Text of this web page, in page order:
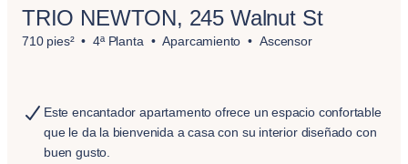
TRIO NEWTON, 245 Walnut St
710 pies² 4ª Planta Aparcamiento Ascensor
Este encantador apartamento ofrece un espacio confortable
que le da la bienvenida a casa con su interior diseñado con
buen gusto.